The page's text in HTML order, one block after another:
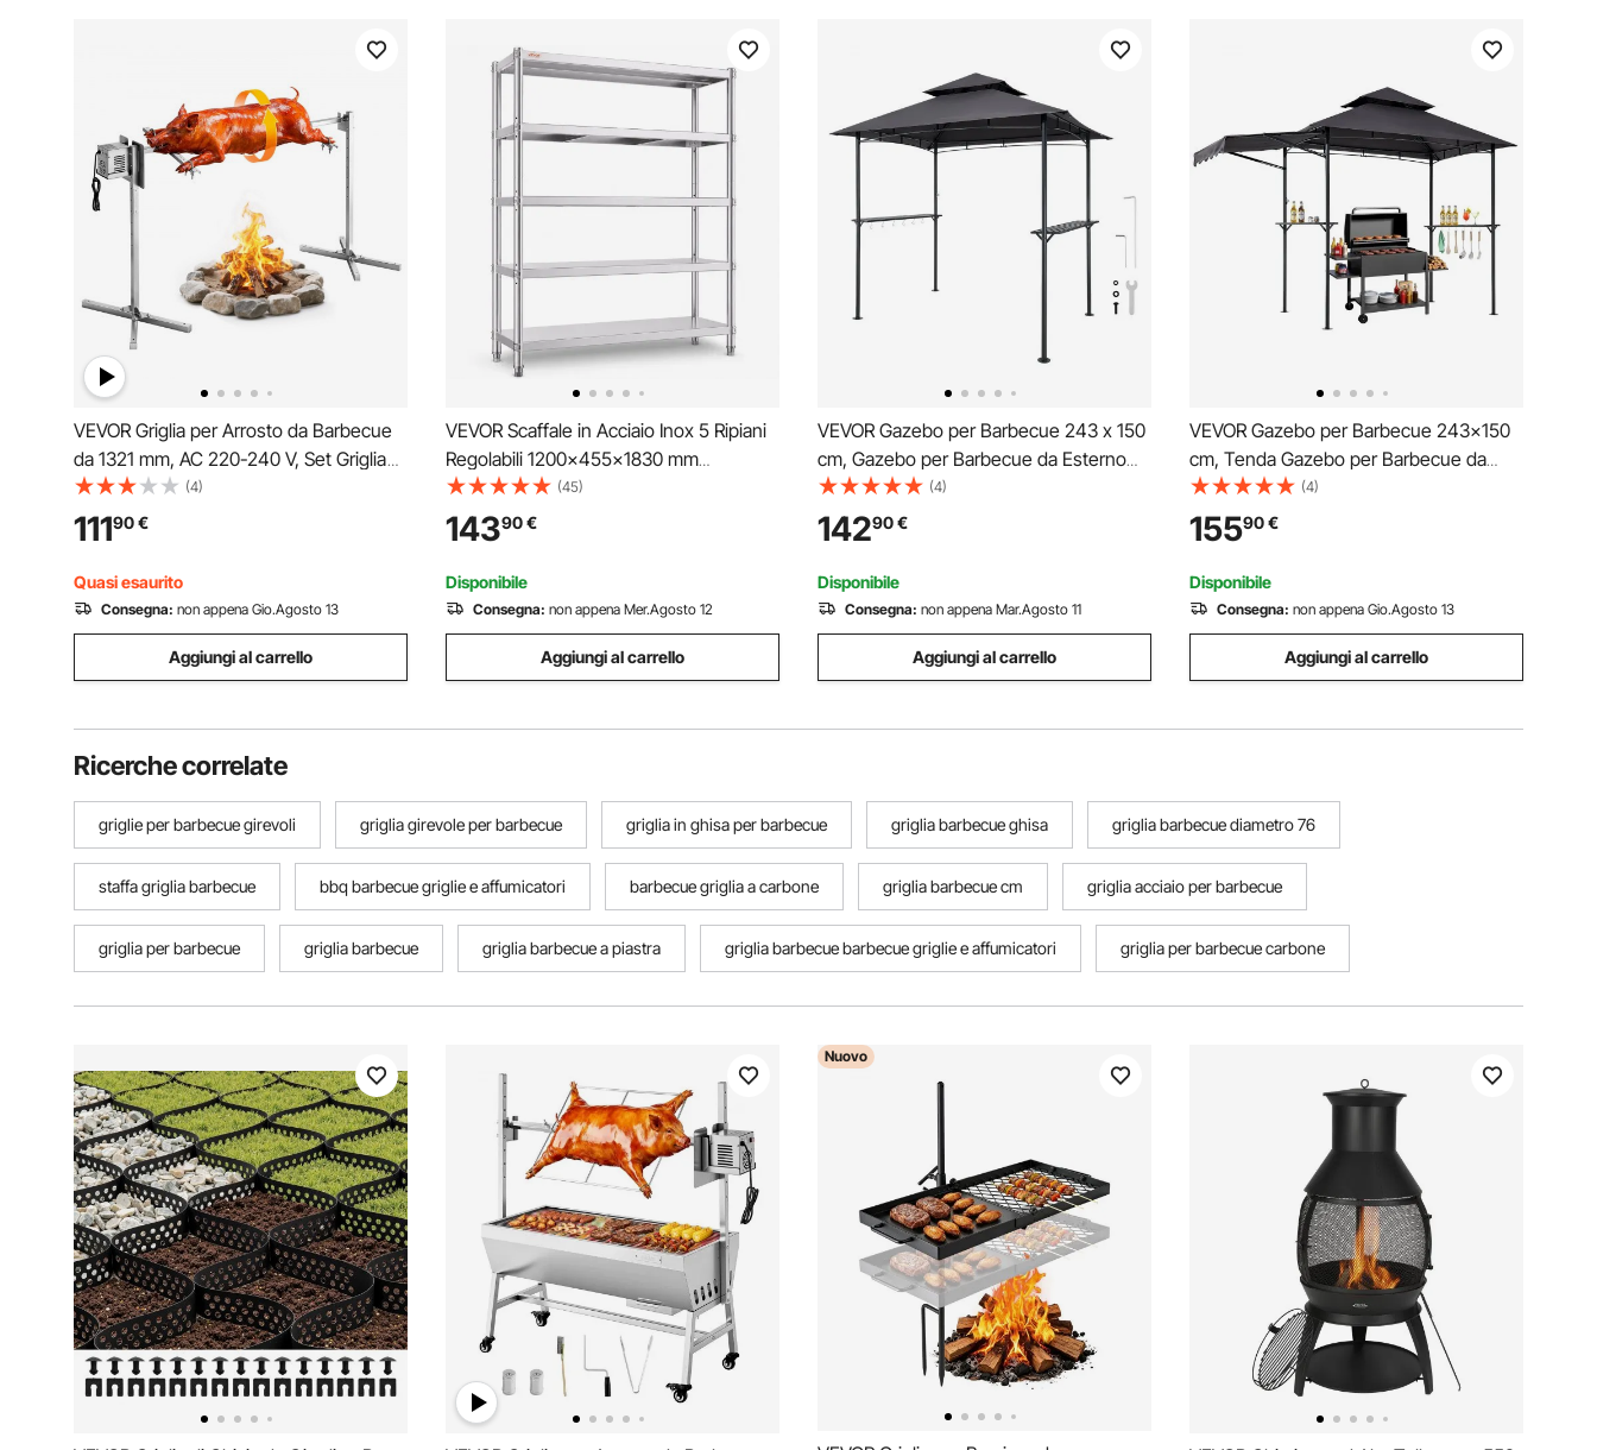
VEVOR Griglia per Arrosto da Barbecue
da 1321 mm, AC 220-240 V, Set Griglia
per Girarrosto Elettrico a 8 Stadi con
Capacità di Carico di 40 kg, Motore da
38 W, per Feste, Riunione di Famiglia
(4)
11190€
Quasi esaurito
Consegna: non appena Gio.Agosto 13
Aggiungi al carrello
VEVOR Scaffale in Acciaio Inox 5 Ripiani
Regolabili 1200x455x1830 mm
Scaffalatura Portata 150 kg per Ripiano,
Resistente per Cucina, Garage,
Magazzino e Officina
(45)
14390€
Disponibile
Consegna: non appena Mer.Agosto 12
Aggiungi al carrello
VEVOR Gazebo per Barbecue 243 x 150
cm, Gazebo per Barbecue da Esterno
con Tetto a 2 Livelli, Copertura per
Barbecue da Giardino in Acciaio
Verniciato a Polvere, per Grigliate, Feste,
Picnic
(4)
14290€
Disponibile
Consegna: non appena Mar.Agosto 11
Aggiungi al carrello
VEVOR Gazebo per Barbecue 243x150
cm, Tenda Gazebo per Barbecue da
Esterno con Tettoia, Tetto a 2 Livelli,
Copertura per BBQ da Giardino in
Acciaio Verniciato a Polvere, per
Grigliate, Feste, Picnic
(4)
15590€
Disponibile
Consegna: non appena Gio.Agosto 13
Aggiungi al carrello
Ricerche correlate
griglie per barbecue girevoli griglia girevole per barbecue griglia in ghisa per barbecue griglia barbecue ghisa griglia barbecue diametro 76
staffa griglia barbecue bbq barbecue griglie e affumicatori barbecue griglia a carbone griglia barbecue cm griglia acciaio per barbecue
griglia per barbecue griglia barbecue griglia barbecue a piastra griglia barbecue barbecue griglie e affumicatori griglia per barbecue carbone
Nuovo